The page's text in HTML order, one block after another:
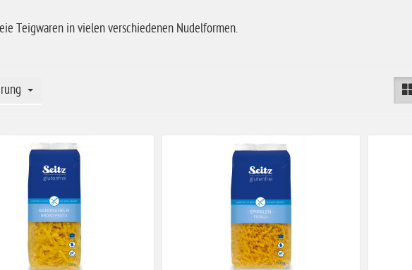
Teigwaren in vielen verschiedenen Nudelformen.